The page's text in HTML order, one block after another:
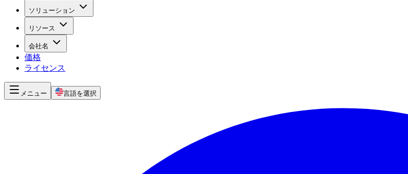
ソリューション
リソース
会社名
価格
ライセンス
メニュー 言語を選択